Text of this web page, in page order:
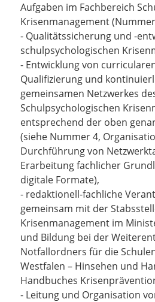
Aufgaben im Fachbereich
Krisenmanagement
- Qualitätssicherung und -
schulpsychologischen
- Entwicklung von
Qualifizierung und
gemeinsamen Netzwerkes
Schulpsychologischen
entsprechend der oben
(siehe Nummer 4,
Durchführung von
Erarbeitung fachlicher
digitale Formate),
- redaktionell-fachliche
gemeinsam mit der
Krisenmanagement im
und Bildung bei der
Notfallordners für die
Westfalen – Hinsehen und
Handbuches
- Leitung und Organisation